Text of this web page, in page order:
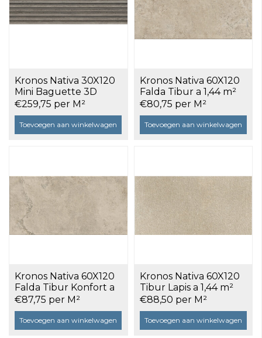
Kronos Nativa 30X120
Mini Baguette 3D
Tibur a 0,72 m²
€259,75 per M²
Toevoegen aan winkelwagen
Kronos Nativa 60X120
Falda Tibur a 1,44 m²
€80,75 per M²
Toevoegen aan winkelwagen
Kronos Nativa 60X120
Falda Tibur Konfort a
1,44 m²
€87,75 per M²
Toevoegen aan winkelwagen
Kronos Nativa 60X120
Tibur Lapis a 1,44 m²
€88,50 per M²
Toevoegen aan winkelwagen